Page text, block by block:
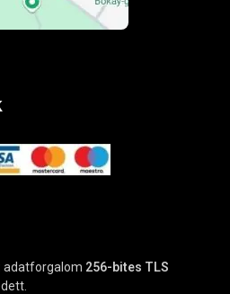
adatforgalom 256-bites TLS